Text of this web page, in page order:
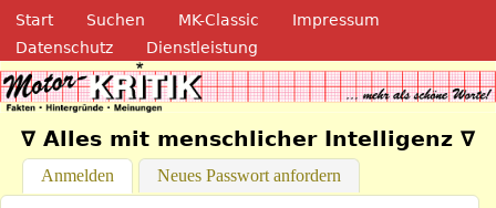
Direkt zum Inhalt
Navigation
Start Suchen MK-Classic
Impressum
Datenschutz
Dienstleistung
Motor-Kritik.de
∇ Alles mit menschlicher Intelligenz ∇
Anmelden (aktiver Reiter)
Neues Passwort anfordern